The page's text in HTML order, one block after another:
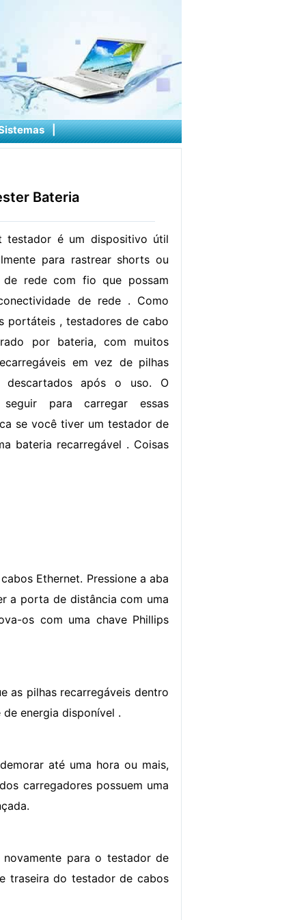
|
Bateria
testador é um dispositivo útil
para rastrear shorts ou
de rede com fio que possam
de rede . Como
portáteis , testadores de cabo
por bateria, com muitos
​​em vez de pilhas
descartados após o uso. O
para carregar essas
se você tiver um testador de
bateria recarregável . Coisas
Ethernet. Pressione a aba
a porta de distância com uma
os com uma chave Phillips
as pilhas recarregáveis ​​dentro
energia disponível .
até uma hora ou mais,
carregadores possuem uma
para o testador de
traseira do testador de cabos